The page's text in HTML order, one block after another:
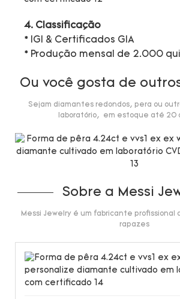
4. Classificação
* IGI & Certificados GIA
* Produção mensal de 2.000
Ou você gosta de
Sejam diamantes redondos, pera ou
laboratório, em estoque até 20
Sobre a Messi
Messi Jewelry é um fabricante profissional
rapazes